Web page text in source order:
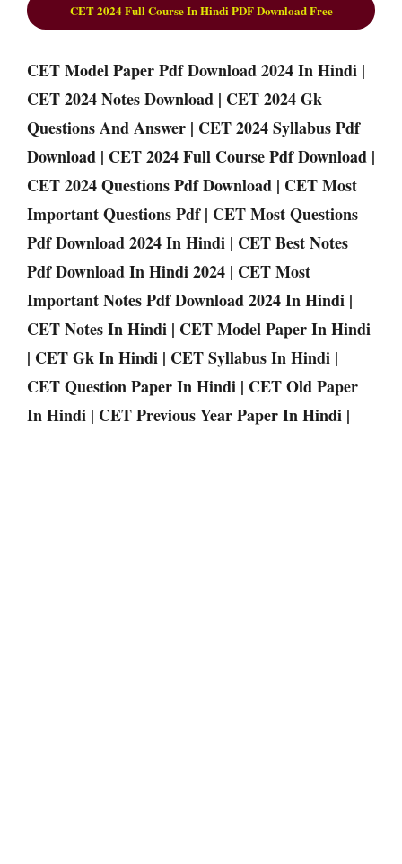
CET 2024 Full Course In Hindi PDF Download Free
CET Model Paper Pdf Download 2024 In Hindi |
CET 2024 Notes Download | CET 2024 Gk
Questions And Answer | CET 2024 Syllabus Pdf
Download | CET 2024 Full Course Pdf Download |
CET 2024 Questions Pdf Download | CET Most
Important Questions Pdf | CET Most Questions
Pdf Download 2024 In Hindi | CET Best Notes
Pdf Download In Hindi 2024 | CET Most
Important Notes Pdf Download 2024 In Hindi |
CET Notes In Hindi | CET Model Paper In Hindi
| CET Gk In Hindi | CET Syllabus In Hindi |
CET Question Paper In Hindi | CET Old Paper
In Hindi | CET Previous Year Paper In Hindi |